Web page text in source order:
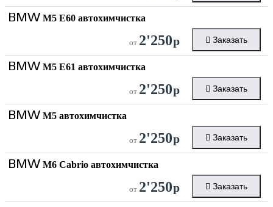
BMW M5 E60 автохимчистка
от 2'250р Заказать
BMW M5 E61 автохимчистка
от 2'250р Заказать
BMW M5 автохимчистка
от 2'250р Заказать
BMW M6 Cabrio автохимчистка
от 2'250р Заказать